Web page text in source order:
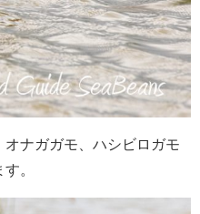
ナガガモ、ハシビロガモ
。